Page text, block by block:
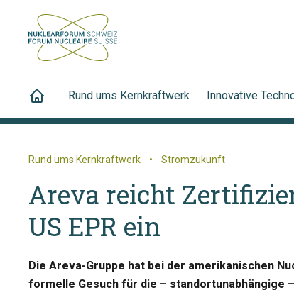
Rund ums Kernkraftwerk Innovative
Rund ums Kernkraftwerk • Stromzukunft
Areva reicht
US EPR ein
Die Areva-Gruppe hat bei der amerikanischen
formelle Gesuch für die – standortunabhängige